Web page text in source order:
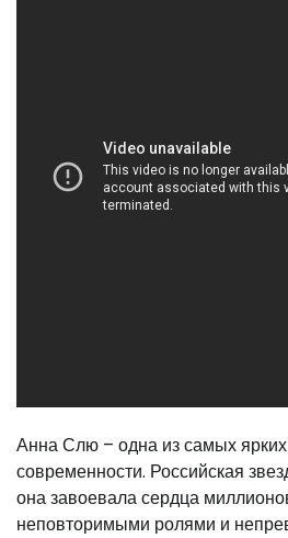
Анна Слю – одна из самых
современности. Российская
она завоевала сердца
неповторимыми ролями и